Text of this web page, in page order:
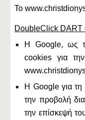
Το
DoubleClick DART
Η Google, ως
cookies για
Η Google για τη
την προβολή
την επίσκεψή